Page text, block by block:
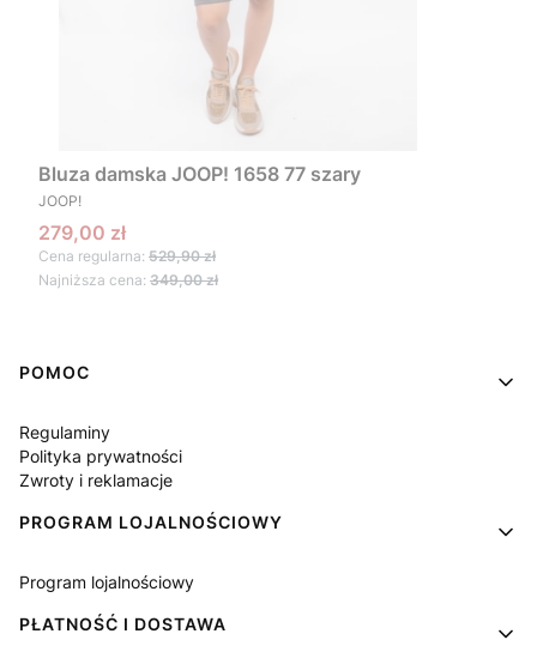
Bluza damska JOOP! 1658 77 szary
PRODUCENT
JOOP!
Cena promocyjna
279,00 zł
Cena regularna: 529,90 zł
Najniższa cena: 349,00 zł
Linki w stopce
POMOC
Regulaminy
Polityka prywatności
Zwroty i reklamacje
PROGRAM LOJALNOŚCIOWY
Program lojalnościowy
PŁATNOŚĆ I DOSTAWA